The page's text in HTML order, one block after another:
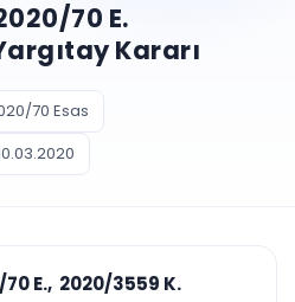
Vekalet
takibi
Giriş Yap
70 E.
Kararı
70 Esas
E., 2020/3559 K.